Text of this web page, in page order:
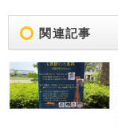
関連記事